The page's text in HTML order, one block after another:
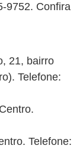
9752. Confira
21, bairro
Telefone:
Telefone: